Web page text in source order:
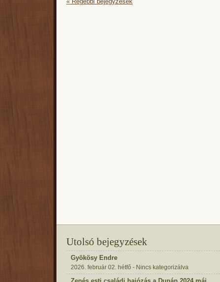
Utolsó bejegyzések
Gyökösy Endre
2026. február 02. hétfő - Nincs kategorizálva